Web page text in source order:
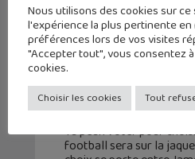
FIFA 17 : qui de
Hazard ou Reus sur
7 juillet 2016
Tu peux voter pour
football sera sur la
Nous utilisons des cookies sur
l'expérience la plus pertinente en
préférences lors de vos visites
"Accepter tout", vous consentez
cookies.
Choisir les cookies Tout